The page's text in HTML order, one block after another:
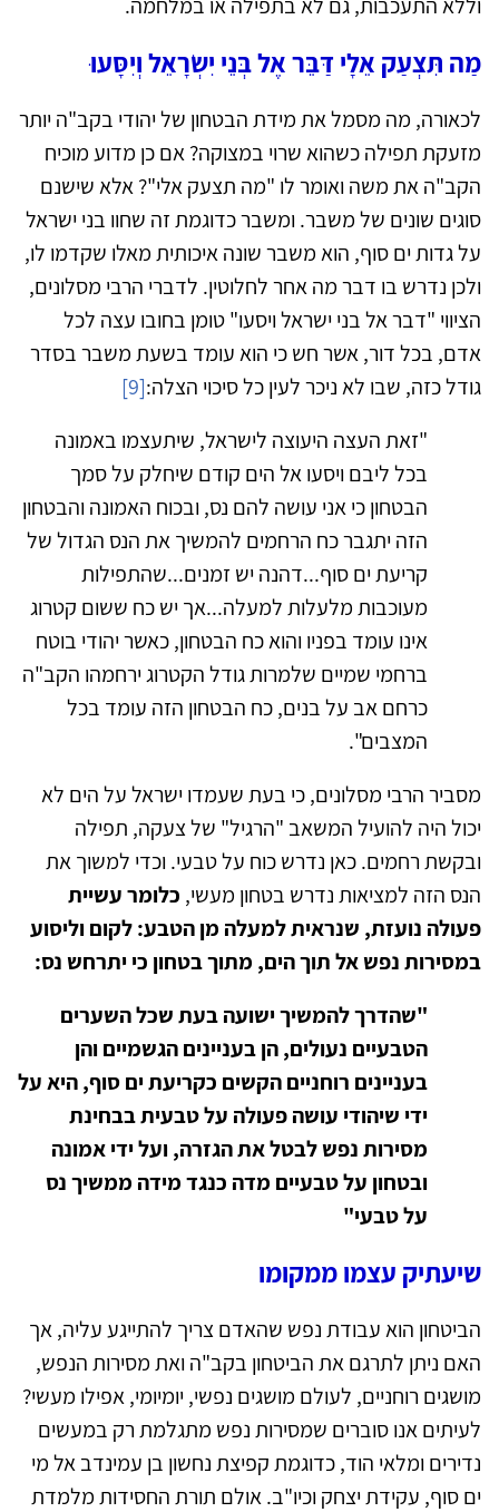
מַה תִּצְעַק אֵלָי דַּבֵּר אֶל בְּנֵי יִשְׂרָאֵל וְיִסָּעוּ
לכאורה, מה מסמל את מידת הבטחון של יהודי בקב"ה יותר
מזעקת תפילה כשהוא שרוי במצוקה? אם כן מדוע מוכיח
הקב"ה את משה ואומר לו "מה תצעק אלי"? אלא שישנם
סוגים שונים של משבר. ומשבר כדוגמת זה שחוו בני ישראל
על גדות ים סוף, הוא משבר שונה איכותית מאלו שקדמו לו,
ולכן נדרש בו דבר מה אחר לחלוטין. לדברי הרבי מסלונים,
הציווי "דבר אל בני ישראל ויסעו" טומן בחובו עצה לכל
אדם, בכל דור, אשר חש כי הוא עומד בשעת משבר בסדר
גודל כזה, שבו לא ניכר לעין כל סיכוי הצלה:[9]
"זאת העצה היעוצה לישראל, שיתעצמו באמונה
בכל ליבם ויסעו אל הים קודם שיחלק על סמך
הבטחון כי אני עושה להם נס, ובכוח האמונה והבטחון
הזה יתגבר כח הרחמים להמשיך את הנס הגדול של
קריעת ים סוף...דהנה יש זמנים...שהתפילות
מעוכבות מלעלות למעלה...אך יש כח ששום קטרוג
אינו עומד בפניו והוא כח הבטחון, כאשר יהודי בוטח
ברחמי שמיים שלמרות גודל הקטרוג ירחמהו הקב"ה
כרחם אב על בנים, כח הבטחון הזה עומד בכל
המצבים".
מסביר הרבי מסלונים, כי בעת שעמדו ישראל על הים לא
יכול היה להועיל המשאב "הרגיל" של צעקה, תפילה
ובקשת רחמים. כאן נדרש כוח על טבעי. וכדי למשוך את
הנס הזה למציאות נדרש בטחון מעשי, כלומר עשיית
פעולה נועזת, שנראית למעלה מן הטבע:לקום וליסוע
במסירות נפש אל תוך הים, מתוך בטחון כי יתרחש נס:
"שהדרך להמשיך ישועה בעת שכל השערים
הטבעיים נעולים, הן בעניינים הגשמיים והן
בעניינים רוחניים הקשים כקריעת ים סוף, היא על
ידי שיהודי עושה פעולה על טבעית בבחינת
מסירות נפש לבטל את הגזרה, ועל ידי אמונה
ובטחון על טבעיים מדה כנגד מידה ממשיך נס
על טבעי"
שיעתיק עצמו ממקומו
הביטחון הוא עבודת נפש שהאדם צריך להתייגע עליה, אך
האם ניתן לתרגם את הביטחון בקב"ה ואת מסירות הנפש,
מושגים רוחניים, לעולם מושגים נפשי, יומיומי, אפילו מעשי?
לעיתים אנו סוברים שמסירות נפש מתגלמת רק במעשים
נדירים ומלאי הוד, כדוגמת קפיצת נחשון בן עמינדב אל מי
ים סוף, עקידת יצחק וכיו"ב. אולם תורת החסידות מלמדת